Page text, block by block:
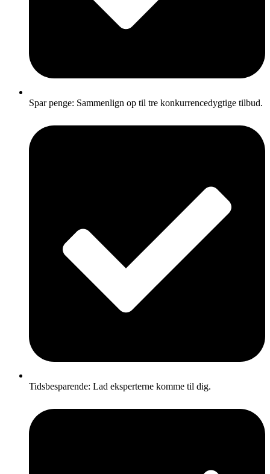
Spar penge: Sammenlign op til tre konkurrencedygtige tilbud.
Tidsbesparende: Lad eksperterne komme til dig.